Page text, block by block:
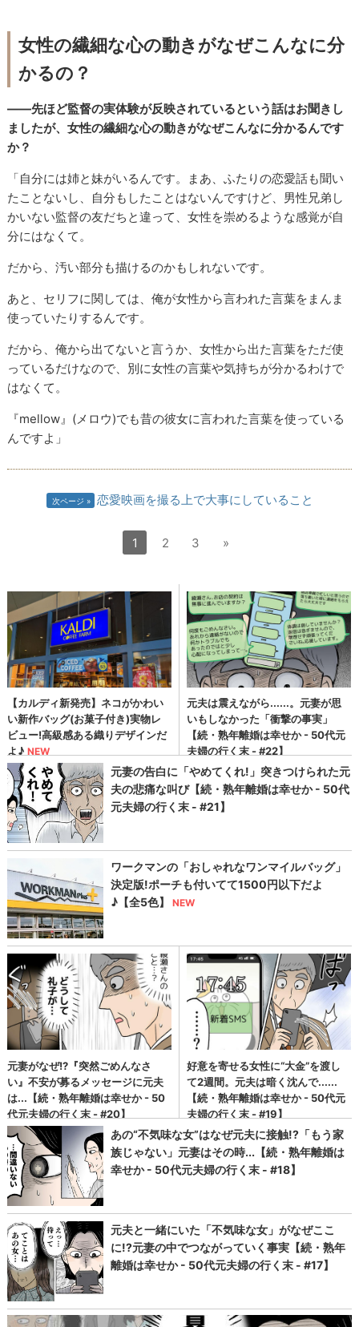
女性の繊細な心の動きがなぜこんなに分
かるの？
――先ほど監督の実体験が反映されているという話はお聞きし
ましたが、女性の繊細な心の動きがなぜこんなに分かるんです
か？
「自分には姉と妹がいるんです。まあ、ふたりの恋愛話も聞い
たことないし、自分もしたことはないんですけど、男性兄弟し
かいない監督の友だちと違って、女性を崇めるような感覚が自
分にはなくて。
だから、汚い部分も描けるのかもしれないです。
あと、セリフに関しては、俺が女性から言われた言葉をまんま
使っていたりするんです。
だから、俺から出てないと言うか、女性から出た言葉をただ使
っているだけなので、別に女性の言葉や気持ちが分かるわけで
はなくて。
『mellow』(メロウ)でも昔の彼女に言われた言葉を使っている
んですよ」
次ページ 恋愛映画を撮る上で大事にしていること
1 2 3 »